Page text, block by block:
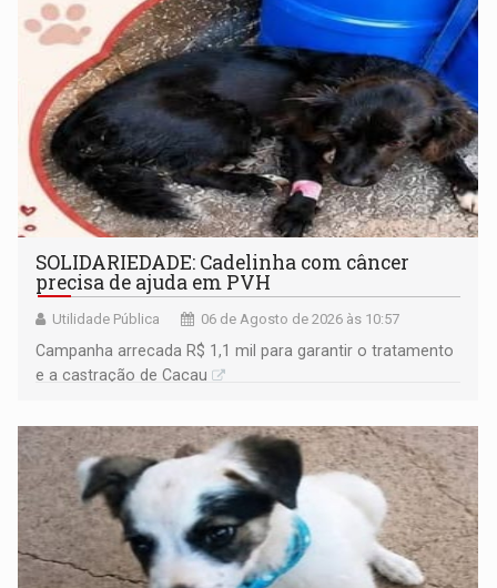
SOLIDARIEDADE: Cadelinha com câncer
precisa de ajuda em PVH
Utilidade Pública 06 de Agosto de 2026 às 10:57
Campanha arrecada R$ 1,1 mil para garantir o tratamento
e a castração de Cacau